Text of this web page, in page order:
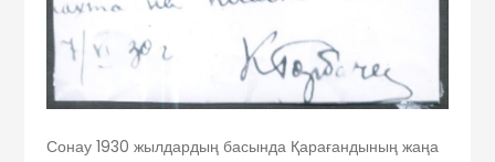
Сонау 1930 жылдардың басында Қарағандының жаңа